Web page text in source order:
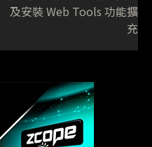
及安裝 Web Tools 功能擴
充